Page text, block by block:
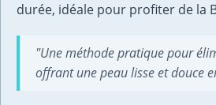
durée, idéale pour profiter de la
"Une méthode pratique pour
offrant une peau lisse et douce